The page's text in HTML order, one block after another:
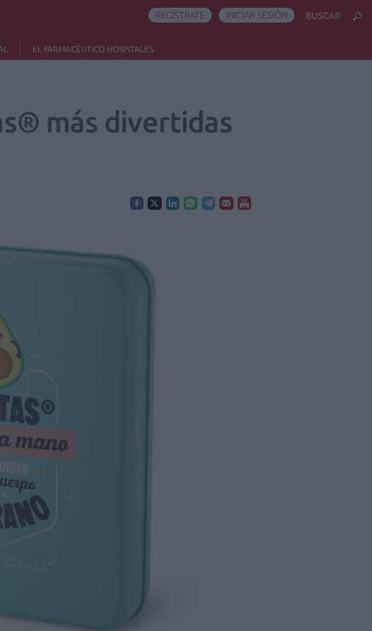
EL FARMACÉUTICO HOSPITALES
REGÍSTRATE INICIAR SESIÓN BUSCAR
más divertidas